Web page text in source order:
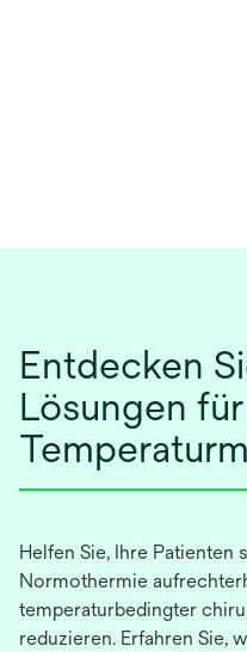
Entdecken
Lösungen
Helfen Sie, Ihre Patienten
Normothermie
temperaturbedingter
reduzieren. Erfahren Sie,